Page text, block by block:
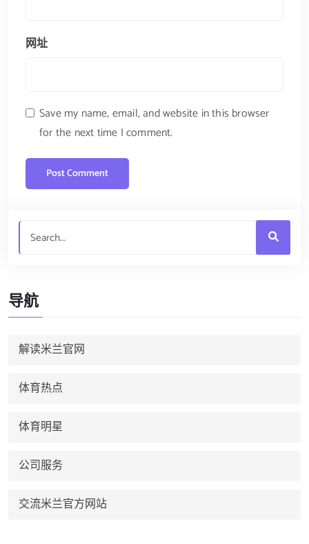
网址
Save my name, email, and website in this browser
for the next time I comment.
导航
解读米兰官网
体育热点
体育明星
公司服务
交流米兰官方网站